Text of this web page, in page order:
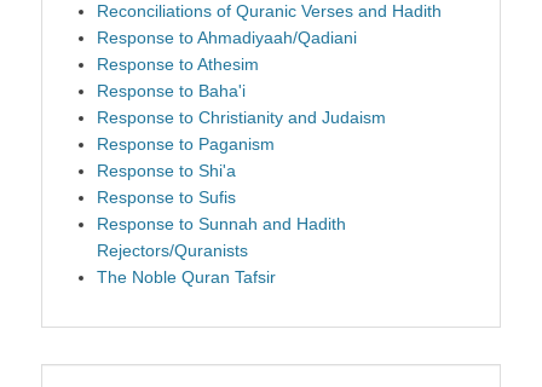
Reconciliations of Quranic Verses and Hadith
Response to Ahmadiyaah/Qadiani
Response to Athesim
Response to Baha'i
Response to Christianity and Judaism
Response to Paganism
Response to Shi'a
Response to Sufis
Response to Sunnah and Hadith
Rejectors/Quranists
The Noble Quran Tafsir